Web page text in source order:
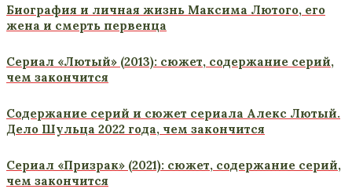
Биография и личная жизнь Максима Лютого, его
жена и смерть первенца
Сериал «Лютый» (2013): сюжет, содержание серий,
чем закончится
Содержание серий и сюжет сериала Алекс Лютый.
Дело Шульца 2022 года, чем закончится
Сериал «Призрак» (2021): сюжет, содержание серий,
чем закончится